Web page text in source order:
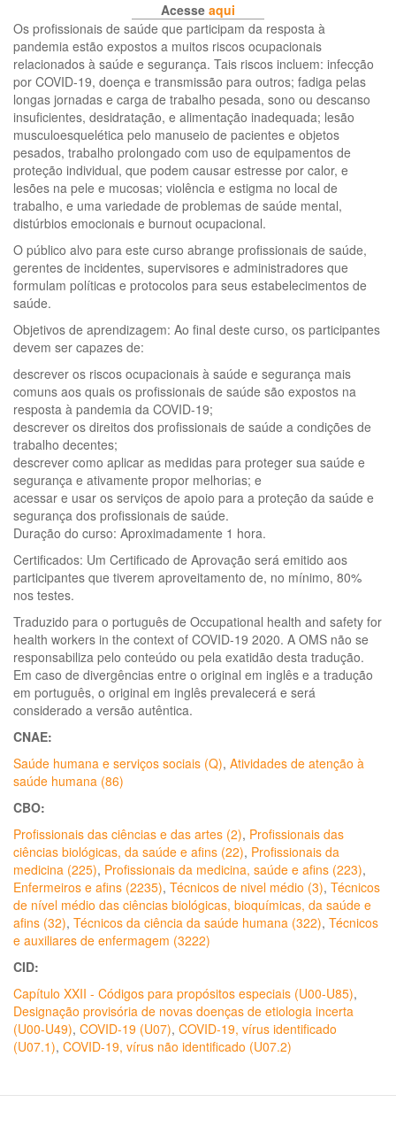
Acesse aqui
Os profissionais de saúde que participam da resposta à
pandemia estão expostos a muitos riscos ocupacionais
relacionados à saúde e segurança. Tais riscos incluem: infecção
por COVID-19, doença e transmissão para outros; fadiga pelas
longas jornadas e carga de trabalho pesada, sono ou descanso
insuficientes, desidratação, e alimentação inadequada; lesão
musculoesquelética pelo manuseio de pacientes e objetos
pesados, trabalho prolongado com uso de equipamentos de
proteção individual, que podem causar estresse por calor, e
lesões na pele e mucosas; violência e estigma no local de
trabalho, e uma variedade de problemas de saúde mental,
distúrbios emocionais e burnout ocupacional.
O público alvo para este curso abrange profissionais de saúde,
gerentes de incidentes, supervisores e administradores que
formulam políticas e protocolos para seus estabelecimentos de
saúde.
Objetivos de aprendizagem: Ao final deste curso, os participantes
devem ser capazes de:
descrever os riscos ocupacionais à saúde e segurança mais
comuns aos quais os profissionais de saúde são expostos na
resposta à pandemia da COVID-19;
descrever os direitos dos profissionais de saúde a condições de
trabalho decentes;
descrever como aplicar as medidas para proteger sua saúde e
segurança e ativamente propor melhorias; e
acessar e usar os serviços de apoio para a proteção da saúde e
segurança dos profissionais de saúde.
Duração do curso: Aproximadamente 1 hora.
Certificados: Um Certificado de Aprovação será emitido aos
participantes que tiverem aproveitamento de, no mínimo, 80%
nos testes.
Traduzido para o português de Occupational health and safety for
health workers in the context of COVID-19 2020. A OMS não se
responsabiliza pelo conteúdo ou pela exatidão desta tradução.
Em caso de divergências entre o original em inglês e a tradução
em português, o original em inglês prevalecerá e será
considerado a versão autêntica.
CNAE:
Saúde humana e serviços sociais (Q), Atividades de atenção à
saúde humana (86)
CBO:
Profissionais das ciências e das artes (2), Profissionais das
ciências biológicas, da saúde e afins (22), Profissionais da
medicina (225), Profissionais da medicina, saúde e afins (223),
Enfermeiros e afins (2235), Técnicos de nivel médio (3), Técnicos
de nível médio das ciências biológicas, bioquímicas, da saúde e
afins (32), Técnicos da ciência da saúde humana (322), Técnicos
e auxiliares de enfermagem (3222)
CID:
Capítulo XXII - Códigos para propósitos especiais (U00-U85),
Designação provisória de novas doenças de etiologia incerta
(U00-U49), COVID-19 (U07), COVID-19, vírus identificado
(U07.1), COVID-19, vírus não identificado (U07.2)